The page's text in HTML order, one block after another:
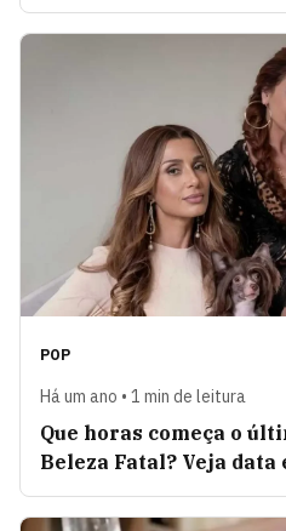
POP
Há um ano • 1 min de leitura
Que horas começa o
Beleza Fatal? Veja